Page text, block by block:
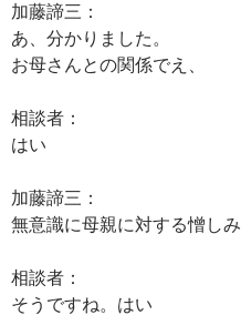
加藤諦三：
あ、分かりました。
お母さんとの関係でえ、
相談者：
はい
加藤諦三：
無意識に母親に対する憎し
相談者：
そうですね。はい